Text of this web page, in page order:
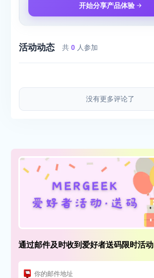
开始分享产品体验
活动动态 共0 人参加
没有更多评论了
通过邮件及时收到爱好者送码限时活动